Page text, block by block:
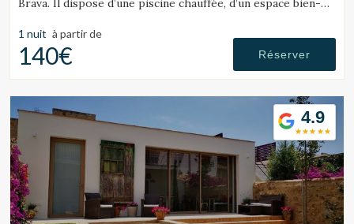
Vérifier le code de réservation
Brava. Il dispose d’une piscine chauffée, d’un espace bien-
offrant une vue sur la mer.
1 nuit à partir de
140€ Réserver
4.9